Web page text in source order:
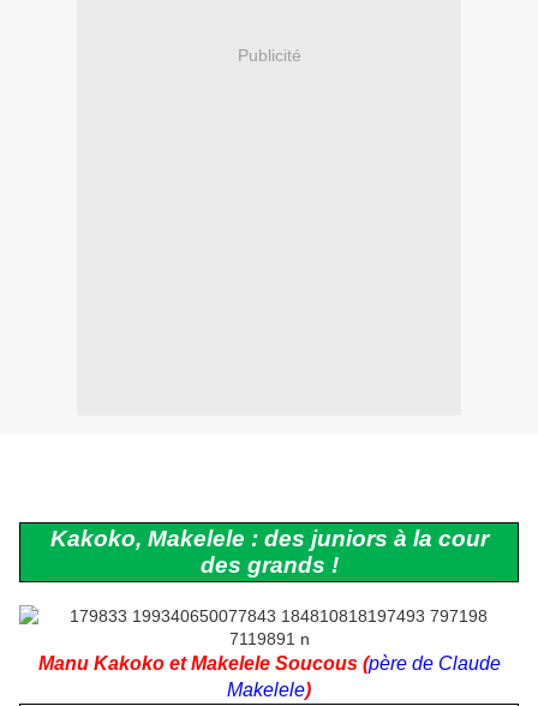
Publicité
Kakoko, Makelele : des juniors à la cour
des grands !
Manu Kakoko et Makelele Soucous (père de Claude
Makelele)